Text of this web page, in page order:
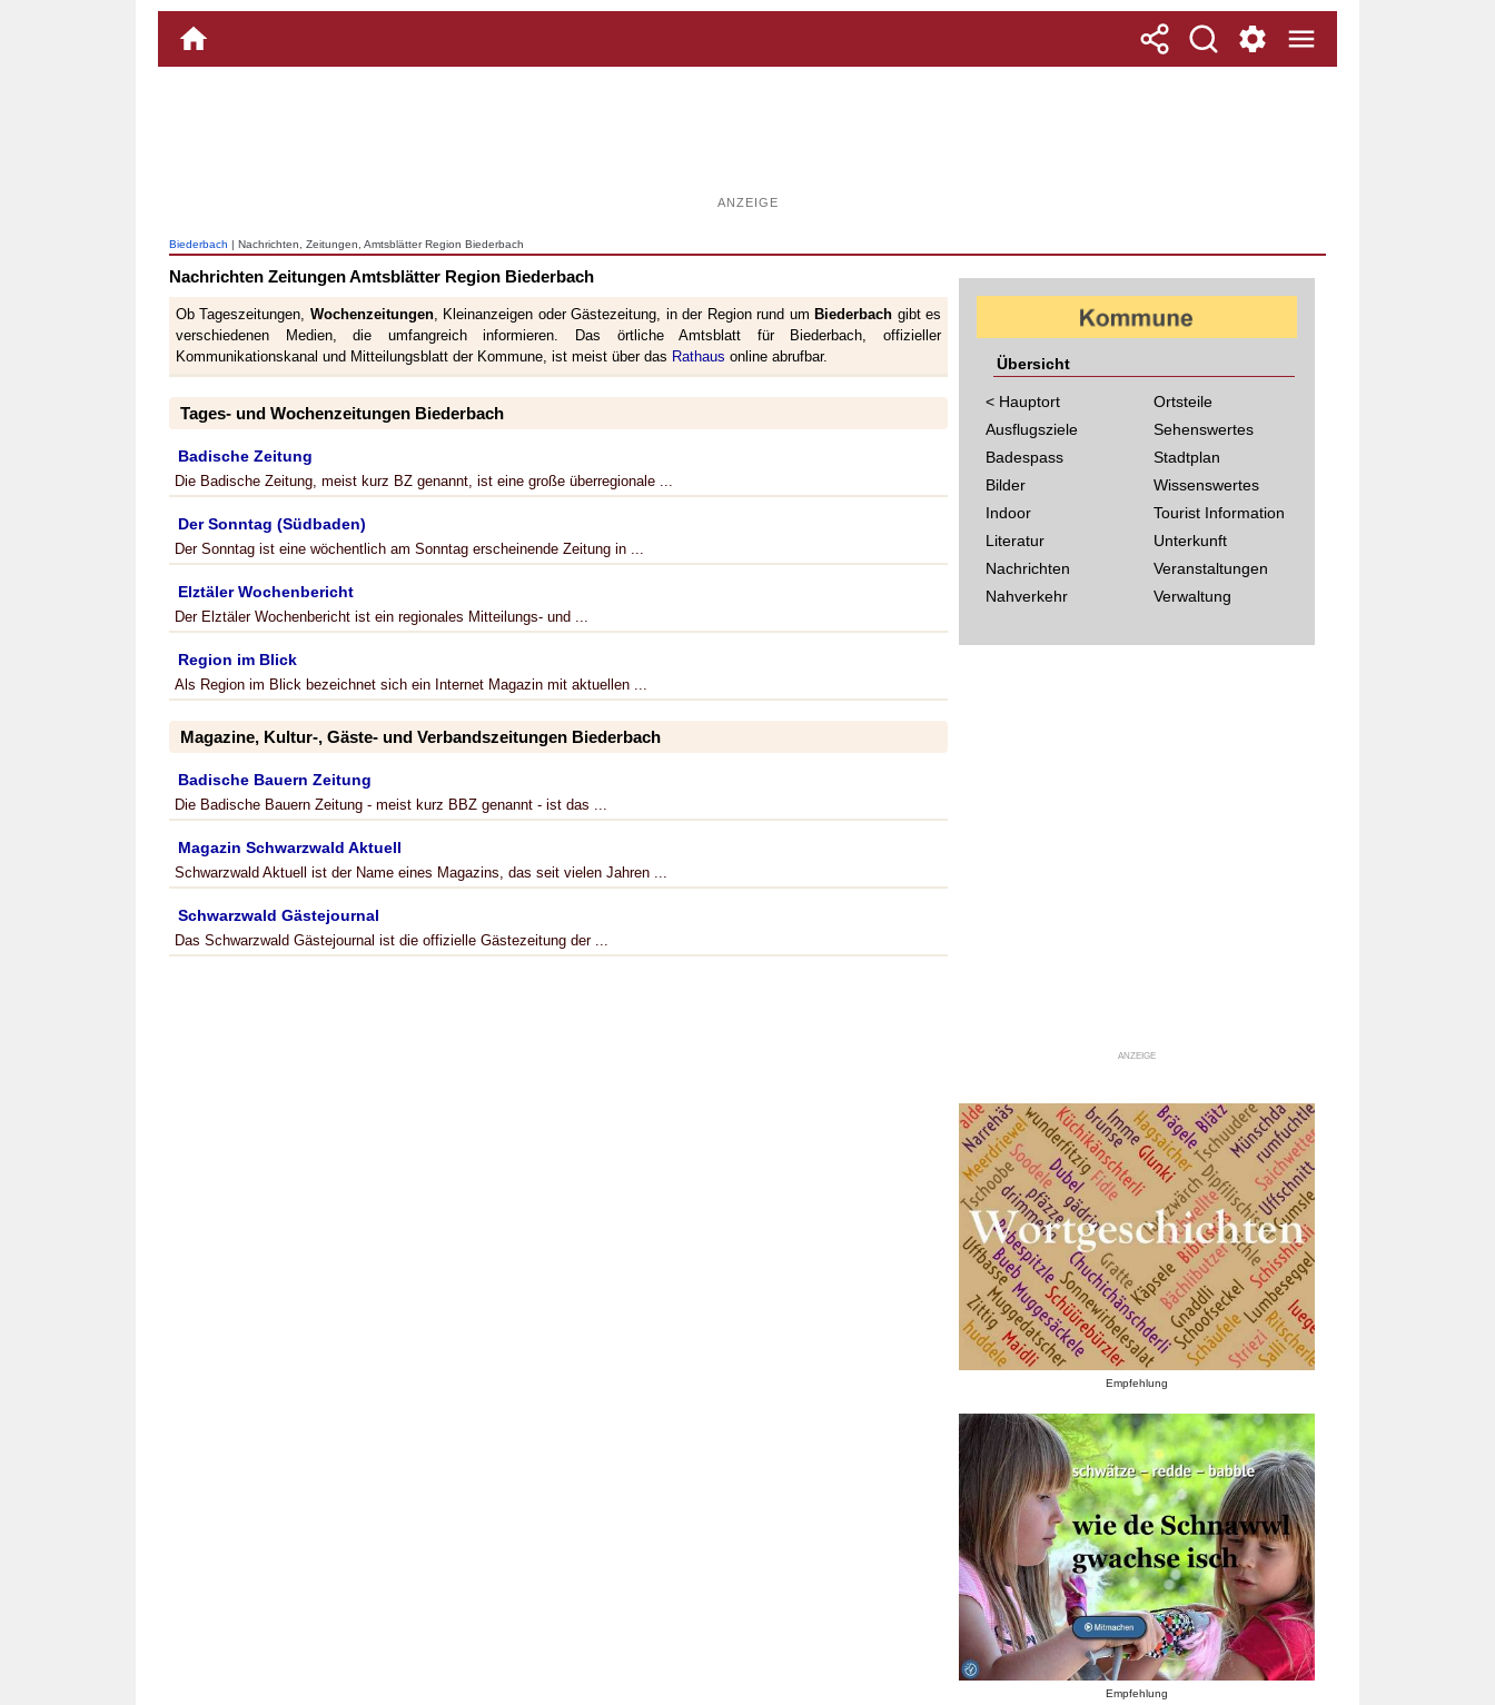
ANZEIGE
Biederbach | Nachrichten, Zeitungen, Amtsblätter Region Biederbach
Nachrichten Zeitungen Amtsblätter Region Biederbach
Ob Tageszeitungen, Wochenzeitungen, Kleinanzeigen oder Gästezeitung, in der Region rund um Biederbach gibt es
verschiedenen Medien, die umfangreich informieren. Das örtliche Amtsblatt für Biederbach, offizieller
Kommunikationskanal und Mitteilungsblatt der Kommune, ist meist über das Rathaus online abrufbar.
Tages- und Wochenzeitungen Biederbach
Badische Zeitung
Die Badische Zeitung, meist kurz BZ genannt, ist eine große überregionale ...
Der Sonntag (Südbaden)
Der Sonntag ist eine wöchentlich am Sonntag erscheinende Zeitung in ...
Elztäler Wochenbericht
Der Elztäler Wochenbericht ist ein regionales Mitteilungs- und ...
Region im Blick
Als Region im Blick bezeichnet sich ein Internet Magazin mit aktuellen ...
Magazine, Kultur-, Gäste- und Verbandszeitungen Biederbach
Badische Bauern Zeitung
Die Badische Bauern Zeitung - meist kurz BBZ genannt - ist das ...
Magazin Schwarzwald Aktuell
Schwarzwald Aktuell ist der Name eines Magazins, das seit vielen Jahren ...
Schwarzwald Gästejournal
Das Schwarzwald Gästejournal ist die offizielle Gästezeitung der ...
Übersicht
< Hauptort
Ausflugsziele
Badespass
Bilder
Indoor
Literatur
Nachrichten
Nahverkehr
Ortsteile
Sehenswertes
Stadtplan
Wissenswertes
Tourist Information
Unterkunft
Veranstaltungen
Verwaltung
ANZEIGE
Empfehlung
Empfehlung